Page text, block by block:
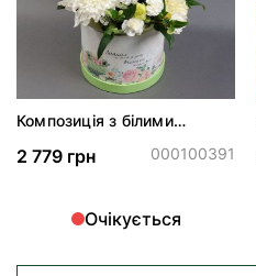
Композиція з білими
2 779 грн 000100391
Очікується